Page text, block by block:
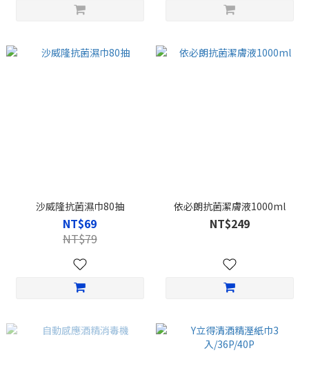
沙威隆抗菌濕巾80抽
NT$69
NT$79
依必朗抗菌潔膚液1000ml
NT$249